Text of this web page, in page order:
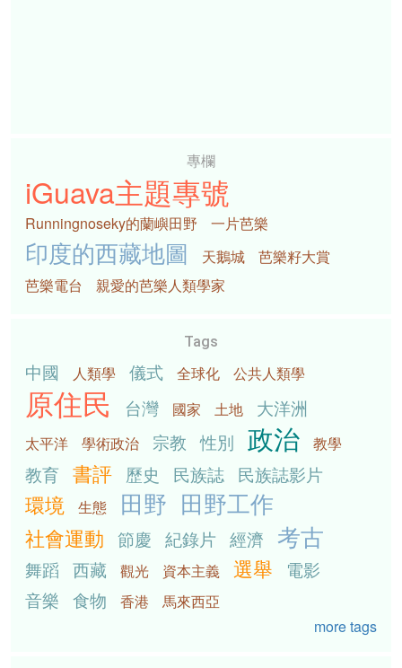
專欄
iGuava主題專號
Runningnoseky的蘭嶼田野 一片芭樂
印度的西藏地圖 天鵝城
芭樂籽大賞
芭樂電台
親愛的芭樂人類學家
Tags
中國 人類學 儀式 全球化 公共人類學
原住民 台灣 國家 土地 大洋洲
太平洋 學術政治 宗教 性別 政治 教學
教育 書評 歷史 民族誌 民族誌影片
環境 生態 田野 田野工作
社會運動 節慶 紀錄片 經濟 考古
舞蹈 西藏 觀光 資本主義 選舉
電影
音樂 食物 香港
馬來西亞
more tags